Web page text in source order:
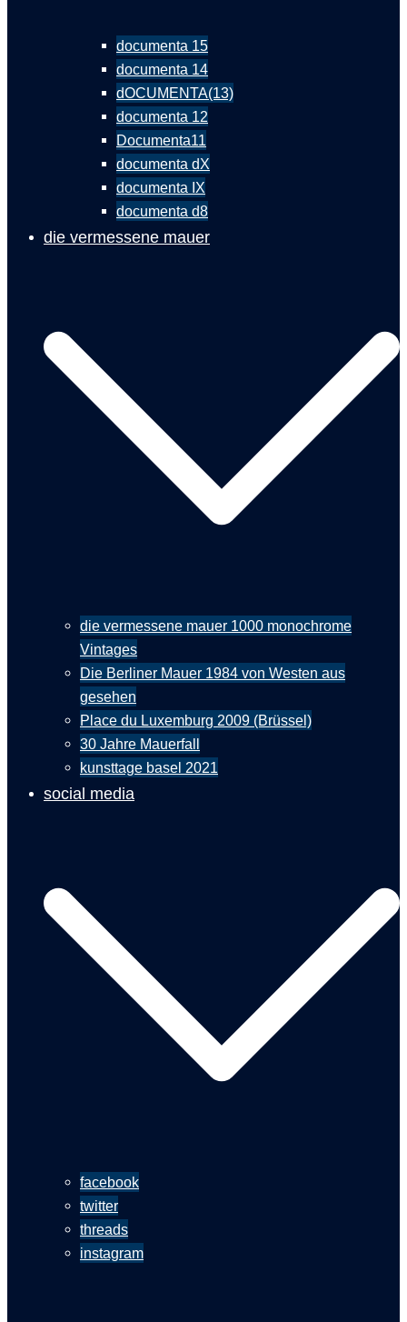
documenta 15
documenta 14
dOCUMENTA(13)
documenta 12
Documenta11
documenta dX
documenta IX
documenta d8
die vermessene mauer
die vermessene mauer 1000 monochrome
Vintages
Die Berliner Mauer 1984 von Westen aus
gesehen
Place du Luxemburg 2009 (Brüssel)
30 Jahre Mauerfall
kunsttage basel 2021
social media
facebook
twitter
threads
instagram